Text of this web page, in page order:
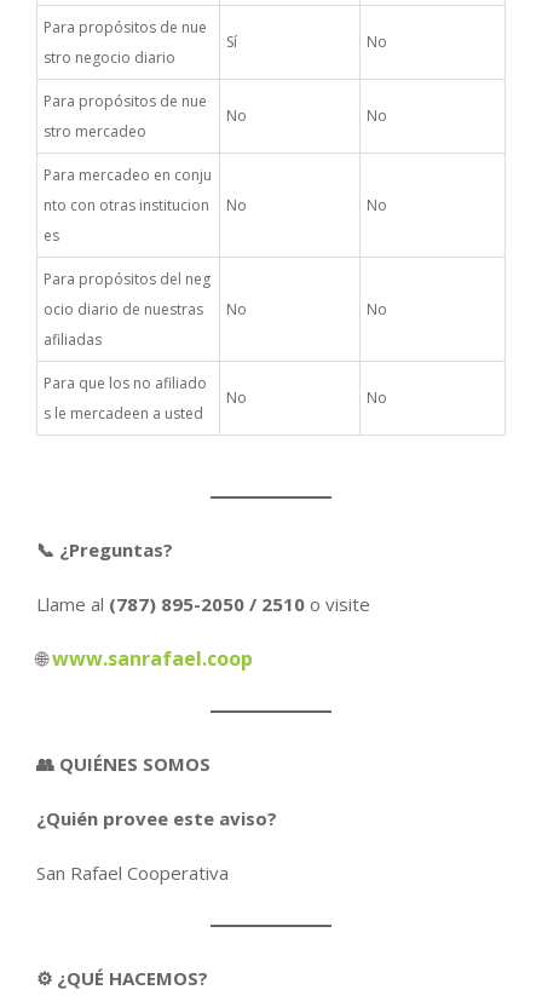
Para propósitos de nue
stro negocio diario
Sí No
Para propósitos de nue
stro mercadeo
No No
Para mercadeo en conju
nto con otras institucion
es
No No
Para propósitos del neg
ocio diario de nuestras
afiliadas
No No
Para que los no afiliado
s le mercadeen a usted
No No
📞 ¿Preguntas?
Llame al (787) 895-2050 / 2510 o visite
🌐www.sanrafael.coop
👥 QUIÉNES SOMOS
¿Quién provee este aviso?
San Rafael Cooperativa
⚙️ ¿QUÉ HACEMOS?